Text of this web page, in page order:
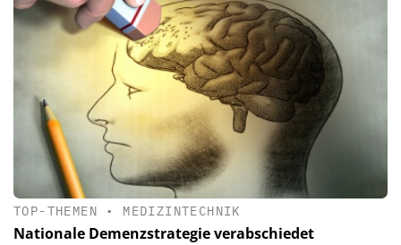
TOP-THEMEN • MEDIZINTECHNIK
Nationale Demenzstrategie verabschiedet